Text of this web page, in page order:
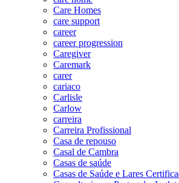
Care Homes
care support
career
career progression
Caregiver
Caremark
carer
cariaco
Carlisle
Carlow
carreira
Carreira Profissional
Casa de repouso
Casal de Cambra
Casas de saúde
Casas de Saúde e Lares